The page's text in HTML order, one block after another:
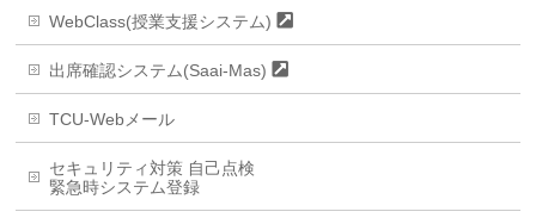
WebClass(授業支援システム)
出席確認システム(Saai-Mas)
TCU-Webメール
セキュリティ対策 自己点検
緊急時システム登録